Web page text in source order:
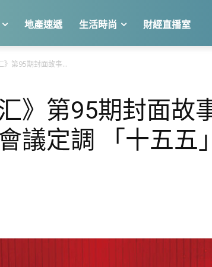
地產速遞 生活時尚 財經直播室
》第95期封面故事...
汇》第95期封面故
議定調 「十五五